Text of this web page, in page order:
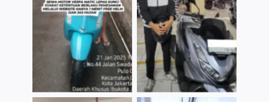
TNo Caption TNo Caption